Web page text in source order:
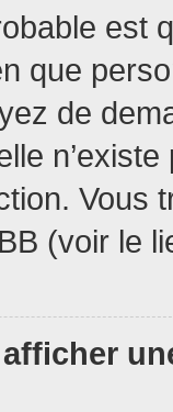
est
que
de
Vous
(voir le